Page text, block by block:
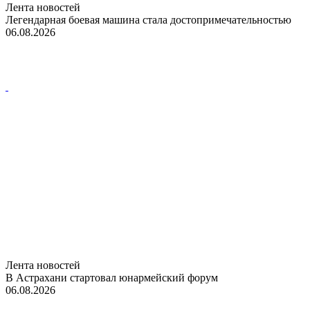
Лента новостей
Легендарная боевая машина стала достопримечательностью
06.08.2026
Лента новостей
В Астрахани стартовал юнармейский форум
06.08.2026